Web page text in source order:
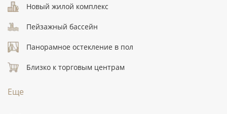
Новый жилой комплекс
Пейзажный бассейн
Панорамное остекление в пол
Близко к торговым центрам
Еще